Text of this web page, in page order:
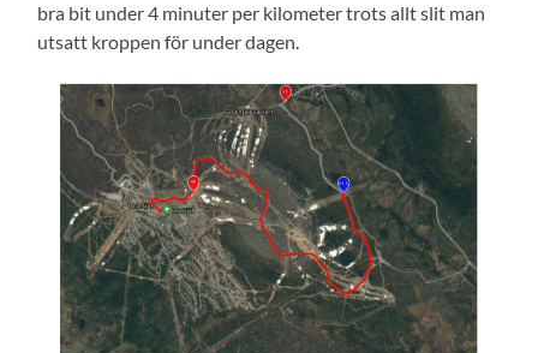
bra bit under 4 minuter per kilometer trots allt slit man
utsatt kroppen för under dagen.